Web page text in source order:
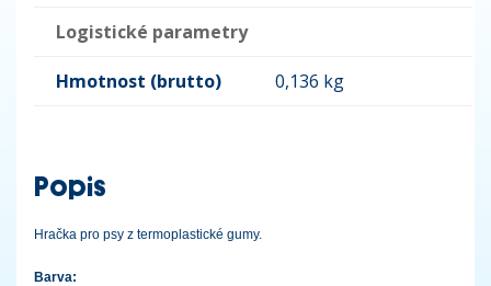
Logistické parametry
Hmotnost (brutto) 0,136 kg
Popis
Hračka pro psy z termoplastické gumy.
Barva: